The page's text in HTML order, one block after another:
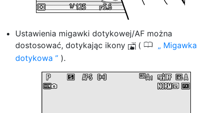
Ustawienia migawki dotykowej/AF można
dostosować, dotykając ikony W ( 0
Migawka
dotykowa
).